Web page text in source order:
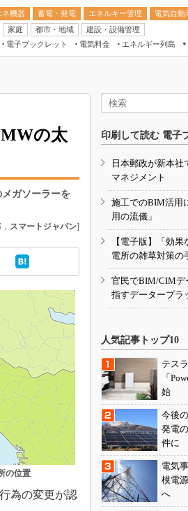
ネ機器 蓄電・発電 エネルギー管理 電気自動
家庭 都市・地域
建設・設備管理
電子ブックレット 電気料金 エネルギー列島
新電力
電気料金ガイドブック
BEMS
の太
ガソーラーを
スマートジャパン]
の位置
為の変更が認
印刷して読む 電子
日本郵政が新本
マネジメント
施工でのBIM活用
用の流儀」
【電子版】「効
電所の雑草対策の
官民でBIM/CIMデ
指すデータープラ
人気記事トップ10
テス
「
始
今後
発電
件に
電気
模電
へ